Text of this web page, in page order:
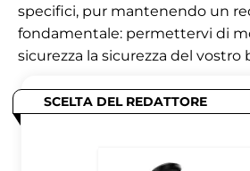
specifici, pur mantenendo un
fondamentale: permettervi di
sicurezza la sicurezza del vostro
SCELTA DEL REDATTORE